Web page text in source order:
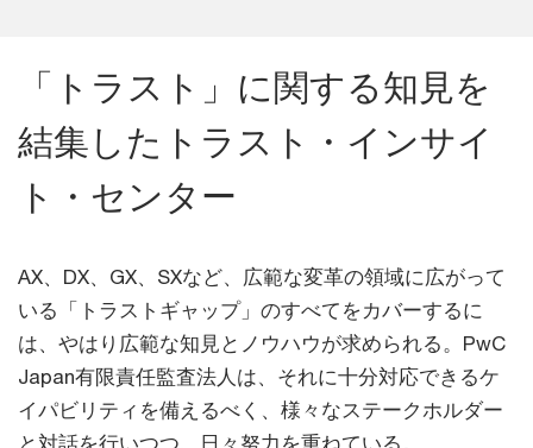
「トラスト」に関する知見を
結集したトラスト・インサイ
ト・センター
AX、DX、GX、SXなど、広範な変革の領域に広がって
いる「トラストギャップ」のすべてをカバーするに
は、やはり広範な知見とノウハウが求められる。PwC
Japan有限責任監査法人は、それに十分対応できるケ
イパビリティを備えるべく、様々なステークホルダー
と対話を行いつつ、日々努力を重ねている。